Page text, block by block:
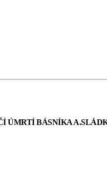
ÚMRTÍ BÁSNÍKA